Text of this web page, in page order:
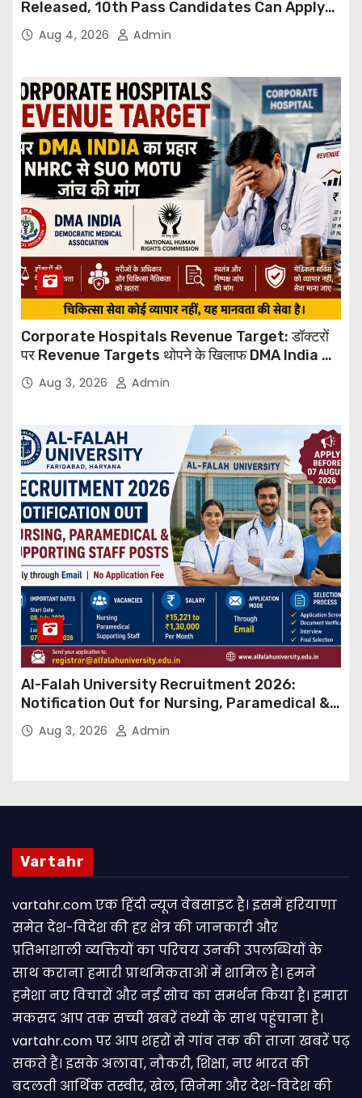
Released, 10th Pass Candidates Can Apply
Through Email
Aug 4, 2026 Admin
Corporate Hospitals Revenue Target: डॉक्टरों
पर Revenue Targets थोपने के खिलाफ DMA India का
बड़ा कदम, NHRC से Suo Motu जांच की मांग
Aug 3, 2026 Admin
Al-Falah University Recruitment 2026:
Notification Out for Nursing, Paramedical &
Supporting Staff Posts, Apply Through Email
Aug 3, 2026 Admin
Vartahr
vartahr.com एक हिंदी न्यूज वेबसाइट है। इसमें हरियाणा
समेत देश-विदेश की हर क्षेत्र की जानकारी और
प्रतिभाशाली व्यक्तियों का परिचय उनकी उपलब्धियों के
साथ कराना हमारी प्राथमिकताओं में शामिल है। हमने
हमेशा नए विचारों और नई सोच का समर्थन किया है। हमारा
मकसद आप तक सच्ची खबरें तथ्यों के साथ पहुंचाना है।
vartahr.com पर आप शहरों से गांव तक की ताजा खबरें पढ़
सकते हैं। इसके अलावा, नौकरी, शिक्षा, नए भारत की
बदलती आर्थिक तस्वीर, खेल, सिनेमा और देश-विदेश की